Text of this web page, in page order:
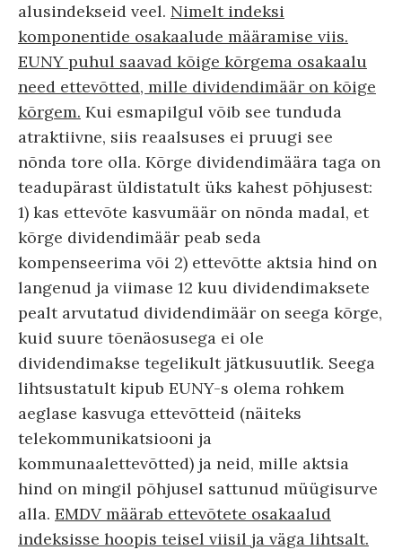
alusindekseid veel. Nimelt indeksi
komponentide osakaalude määramise viis.
EUNY puhul saavad kõige kõrgema osakaalu
need ettevõtted, mille dividendimäär on kõige
kõrgem. Kui esmapilgul võib see tunduda
atraktiivne, siis reaalsuses ei pruugi see
nõnda tore olla. Kõrge dividendimäära taga on
teadupärast üldistatult üks kahest põhjusest:
1) kas ettevõte kasvumäär on nõnda madal, et
kõrge dividendimäär peab seda
kompenseerima või 2) ettevõtte aktsia hind on
langenud ja viimase 12 kuu dividendimaksete
pealt arvutatud dividendimäär on seega kõrge,
kuid suure tõenäosusega ei ole
dividendimakse tegelikult jätkusuutlik. Seega
lihtsustatult kipub EUNY-s olema rohkem
aeglase kasvuga ettevõtteid (näiteks
telekommunikatsiooni ja
kommunaalettevõtted) ja neid, mille aktsia
hind on mingil põhjusel sattunud müügisurve
alla. EMDV määrab ettevõtete osakaalud
indeksisse hoopis teisel viisil ja väga lihtsalt.